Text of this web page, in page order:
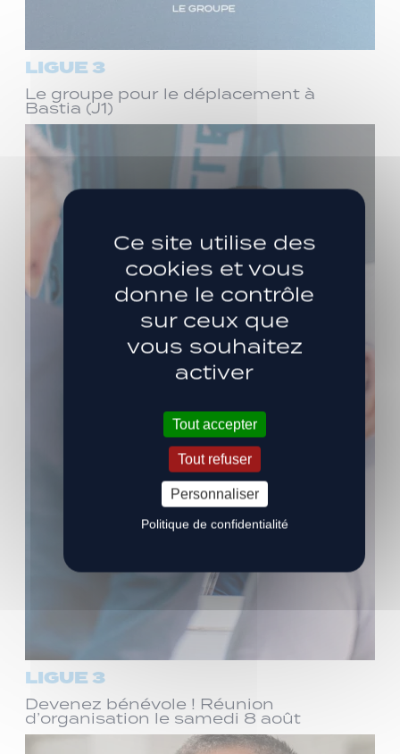
LIGUE 3
Le groupe pour le déplacement à
Bastia (J1)
LIGUE 3
Devenez bénévole ! Réunion
d’organisation le samedi 8 août
Ce site utilise des
cookies et vous
donne le contrôle
sur ceux que
vous souhaitez
activer
Tout accepter
Tout refuser
Personnaliser
Politique de confidentialité